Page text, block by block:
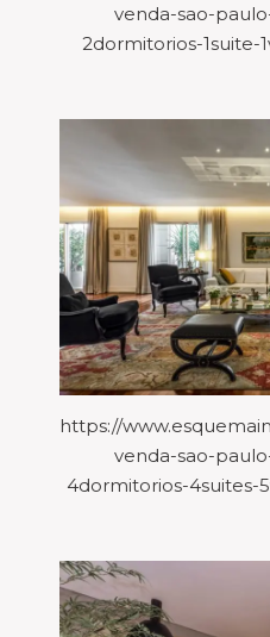
venda-sao-
2dormitorios-1suite-
https://
venda-sao-
4dormitorios-4suites-